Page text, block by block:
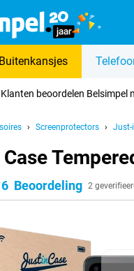
Buitenkansjes
Klanten beoordelen Belsimpel
Screenprotectors Just-
6 Beoordeling 2